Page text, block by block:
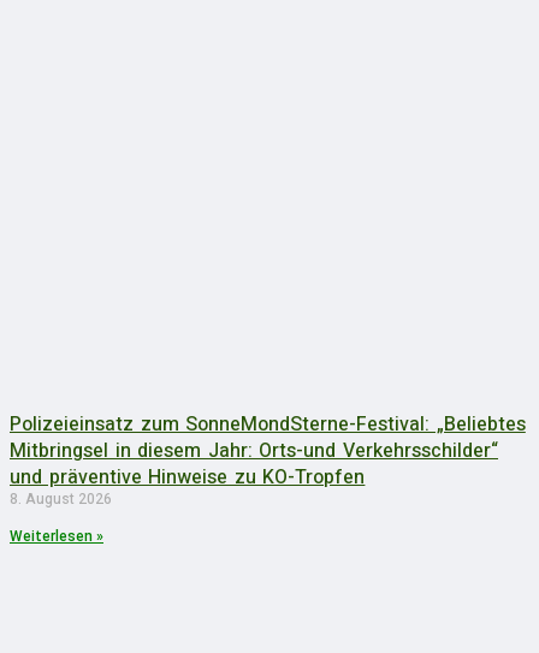
Polizeieinsatz zum SonneMondSterne-Festival: „Beliebtes
Mitbringsel in diesem Jahr: Orts-und Verkehrsschilder“
und präventive Hinweise zu KO-Tropfen
8. August 2026
Weiterlesen »